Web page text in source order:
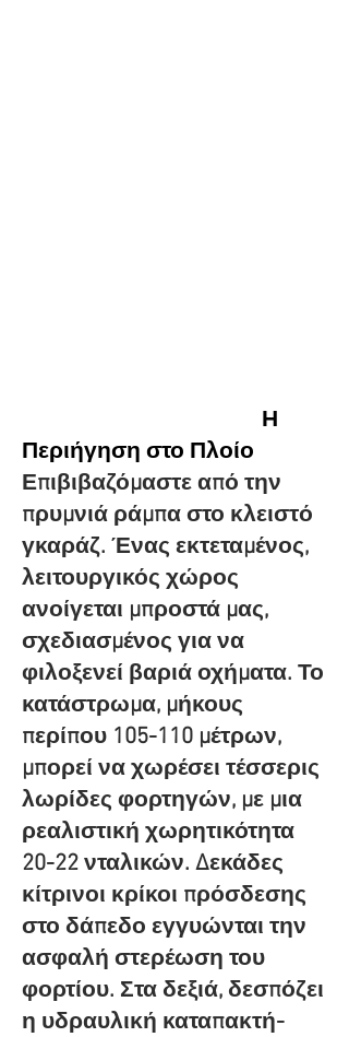
Η
Περιήγηση στο Πλοίο
Επιβιβαζόμαστε από την
πρυμνιά ράμπα στο κλειστό
γκαράζ. Ένας εκτεταμένος,
λειτουργικός χώρος
ανοίγεται μπροστά μας,
σχεδιασμένος για να
φιλοξενεί βαριά οχήματα. Το
κατάστρωμα, μήκους
περίπου 105-110 μέτρων,
μπορεί να χωρέσει τέσσερις
λωρίδες φορτηγών, με μια
ρεαλιστική χωρητικότητα
20-22 νταλικών. Δεκάδες
κίτρινοι κρίκοι πρόσδεσης
στο δάπεδο εγγυώνται την
ασφαλή στερέωση του
φορτίου. Στα δεξιά, δεσπόζει
η υδραυλική καταπακτή-